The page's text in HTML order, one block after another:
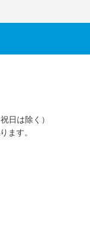
日は除く）
ます。